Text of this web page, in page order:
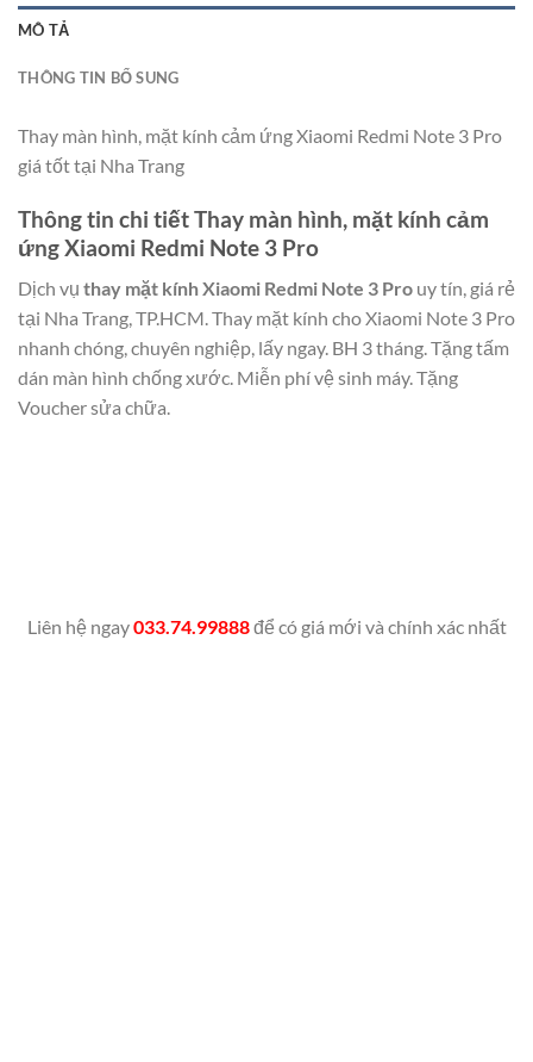
MÔ TẢ
THÔNG TIN BỔ SUNG
Thay màn hình, mặt kính cảm ứng Xiaomi Redmi Note 3 Pro
giá tốt tại Nha Trang
Thông tin chi tiết Thay màn hình, mặt kính cảm
ứng Xiaomi Redmi Note 3 Pro
Dịch vụ thay mặt kính Xiaomi Redmi Note 3 Pro uy tín, giá rẻ
tại Nha Trang, TP.HCM. Thay mặt kính choXiaomi Note 3 Pro
nhanh chóng, chuyên nghiệp, lấy ngay. BH 3 tháng. Tặng tấm
dán màn hình chống xước. Miễn phí vệ sinh máy. Tặng
Voucher sửa chữa.
Liên hệ ngay033.74.99888để có giá mới và chính xác nhất